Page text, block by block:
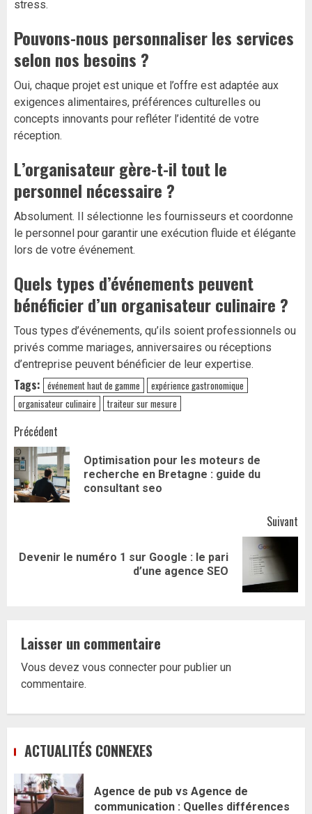
stress.
Pouvons-nous personnaliser les services
selon nos besoins ?
Oui, chaque projet est unique et l’offre est adaptée aux
exigences alimentaires, préférences culturelles ou
concepts innovants pour refléter l’identité de votre
réception.
L’organisateur gère-t-il tout le
personnel nécessaire ?
Absolument. Il sélectionne les fournisseurs et coordonne
le personnel pour garantir une exécution fluide et élégante
lors de votre événement.
Quels types d’événements peuvent
bénéficier d’un organisateur culinaire ?
Tous types d’événements, qu’ils soient professionnels ou
privés comme mariages, anniversaires ou réceptions
d’entreprise peuvent bénéficier de leur expertise.
Tags: événement haut de gamme
expérience gastronomique
organisateur culinaire
traiteur sur mesure
Navigation
d’article
Précédent
Optimisation pour les moteurs de
recherche en Bretagne : guide du
consultant seo
Suivant
Article
Devenir le numéro 1 sur Google : le pari
d’une agence SEO
Laisser un commentaire
Vous devez vous connecter pour publier un
commentaire.
ACTUALITÉS CONNEXES
Agence de pub vs Agence de
communication : Quelles différences